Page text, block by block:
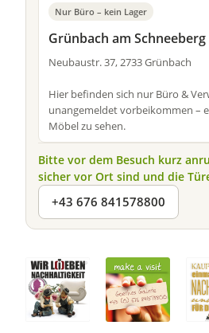
Nur Büro – kein Lager
Grünbach am Schneeberg
Neubaustr. 37, 2733 Grünbach
Hier befinden sich nur Büro &
unangemeldet vorbeikommen –
Möbel zu sehen.
Bitte vor dem Besuch kurz
sicher vor Ort sind und die
+43 676 841578800